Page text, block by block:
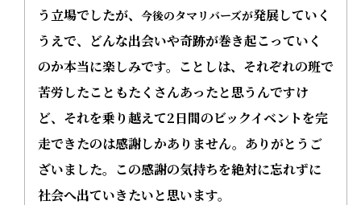
う立場でしたが、 今後のタマリバーズが発展していく
うえで、どんな出会いや奇跡が巻き起こっていく
のか本当に楽しみです。ことしは、それぞれの班で
苦労したこともたくさんあったと思うんですけ
ど、それを乗り越えて2日間のビックイベントを完
走できたのは感謝しかありません。ありがとうご
ざいました。
この感謝の気持ちを絶対に忘れずに
社会へ出ていきたいと思います。